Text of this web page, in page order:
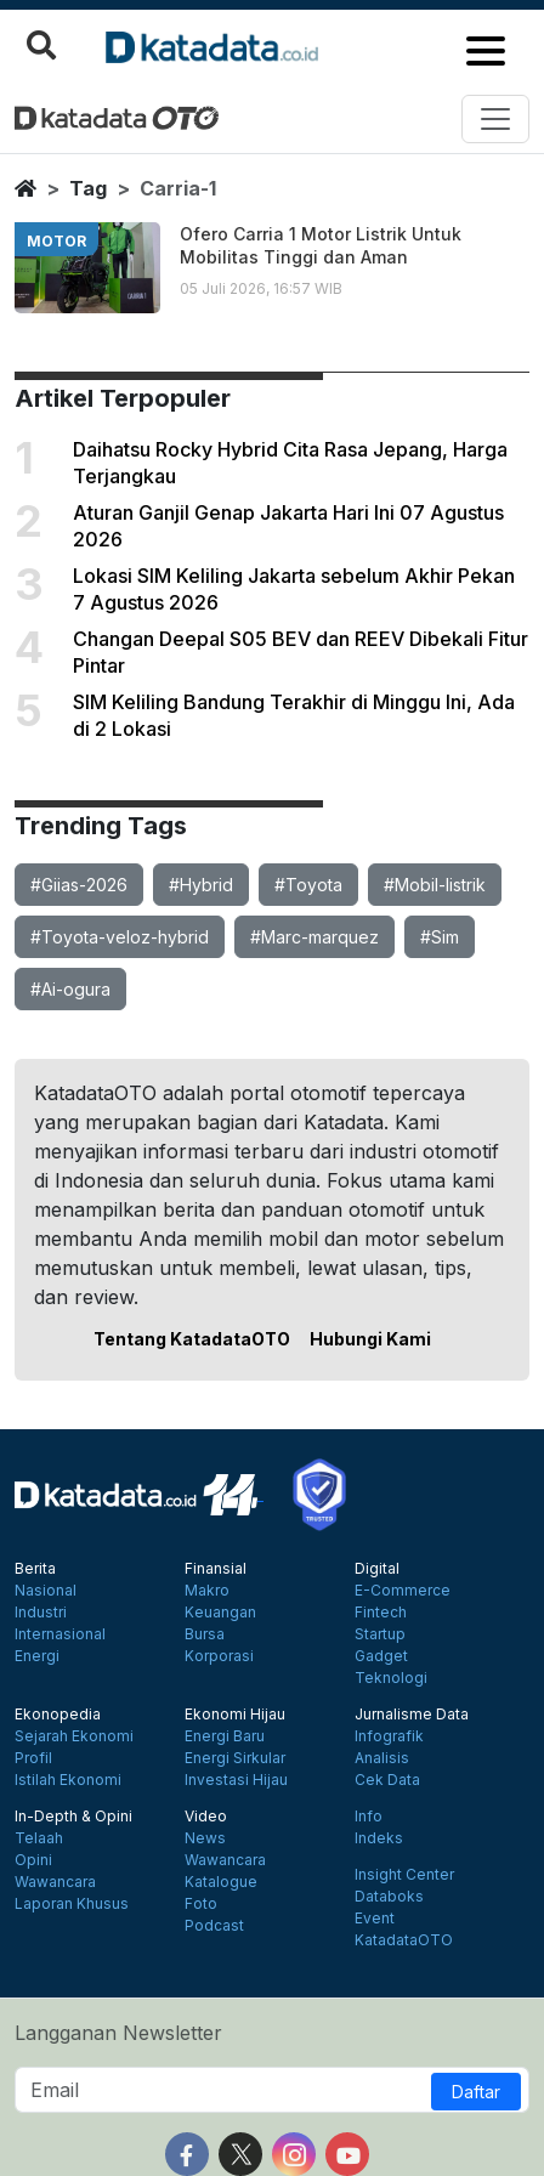
Carria 1
Berita Terbaru
HomeTag Carria-1
MOTOR
Ofero Carria 1 Motor Listrik Untuk
Mobilitas Tinggi dan Aman
05 Juli 2026, 16:57 WIB
Artikel Terpopuler
1
Daihatsu Rocky Hybrid Cita Rasa Jepang, Harga
Terjangkau
2
Aturan Ganjil Genap Jakarta Hari Ini 07 Agustus
2026
3
Lokasi SIM Keliling Jakarta sebelum Akhir Pekan
7 Agustus 2026
4
Changan Deepal S05 BEV dan REEV Dibekali Fitur
Pintar
5
SIM Keliling Bandung Terakhir di Minggu Ini, Ada
di 2 Lokasi
Trending Tags
#Giias-2026 #Hybrid #Toyota #Mobil-listrik
#Toyota-veloz-hybrid #Marc-marquez #Sim
#Ai-ogura
KatadataOTO adalah portal otomotif tepercaya
yang merupakan bagian dari Katadata. Kami
menyajikan informasi terbaru dari industri otomotif
di Indonesia dan seluruh dunia. Fokus utama kami
menampilkan berita dan panduan otomotif untuk
membantu Anda memilih mobil dan motor sebelum
memutuskan untuk membeli, lewat ulasan, tips,
dan review.
Tentang KatadataOTO Hubungi Kami
Berita
Nasional
Industri
Internasional
Energi
Finansial
Makro
Keuangan
Bursa
Korporasi
Digital
E-Commerce
Fintech
Startup
Gadget
Teknologi
Ekonopedia
Sejarah Ekonomi
Profil
Istilah Ekonomi
Ekonomi Hijau
Energi Baru
Energi Sirkular
Investasi Hijau
Jurnalisme Data
Infografik
Analisis
Cek Data
In-Depth & Opini
Telaah
Opini
Wawancara
Laporan Khusus
Video
News
Wawancara
Katalogue
Foto
Podcast
Info
Indeks
Insight Center
Databoks
Event
KatadataOTO
Langganan Newsletter
Daftar
Follow us on Facebook
Follow us on X
Follow us on Instagram
Follow us on